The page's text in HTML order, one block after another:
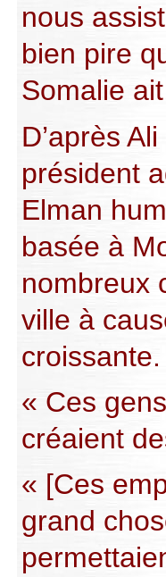
nous
bien pire
Somalie
D’après
président
Elman
basée à
nombreux
ville à
croissante.
« Ces
créaient
« [Ces
grand